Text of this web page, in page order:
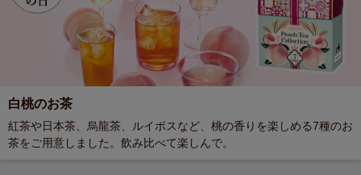
白桃のお茶
紅茶や日本茶、烏龍茶、ルイボスなど、桃の香りを楽しめる7種のお
茶をご用意しました。飲み比べて楽しんで。